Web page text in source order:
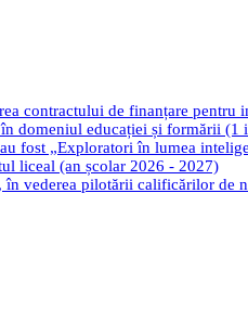
contractului de finanțare
domeniul educației și formării (1
fost „Exploratori în lumea
liceal (an școlar 2026 - 2027)
vederea pilotării calificărilor de